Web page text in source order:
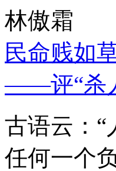
林傲霜
民命贱如
——评“杀
古语云：“
任何一个